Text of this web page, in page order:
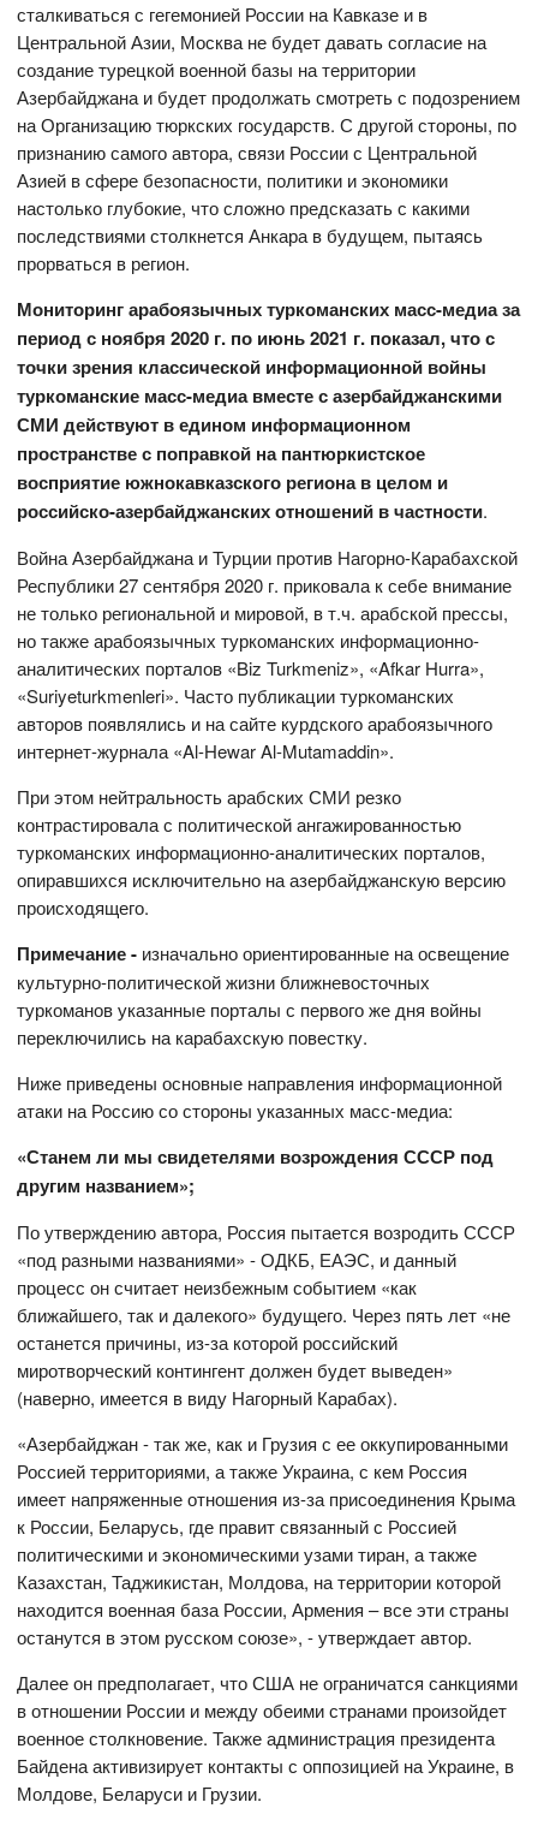
сталкиваться с гегемонией России на Кавказе и в
Центральной Азии, Москва не будет давать согласие на
создание турецкой военной базы на территории
Азербайджана и будет продолжать смотреть с подозрением
на Организацию тюркских государств. С другой стороны, по
признанию самого автора, связи России с Центральной
Азией в сфере безопасности, политики и экономики
настолько глубокие, что сложно предсказать с какими
последствиями столкнется Анкара в будущем, пытаясь
прорваться в регион.
Мониторинг арабоязычных туркоманских масс-медиа за
период с ноября 2020 г. по июнь 2021 г. показал, что с
точки зрения классической информационной войны
туркоманские масс-медиа вместе с азербайджанскими
СМИ действуют в едином информационном
пространстве с поправкой на пантюркистское
восприятие южнокавказского региона в целом и
российско-азербайджанских отношений в частности.
Война Азербайджана и Турции против Нагорно-Карабахской
Республики 27 сентября 2020 г. приковала к себе внимание
не только региональной и мировой, в т.ч. арабской прессы,
но также арабоязычных туркоманских информационно-
аналитических порталов «Biz Turkmeniz», «Afkar Hurra»,
«Suriyeturkmenleri». Часто публикации туркоманских
авторов появлялись и на сайте курдского арабоязычного
интернет-журнала «Al-Hewar Al-Mutamaddin».
При этом нейтральность арабских СМИ резко
контрастировала с политической ангажированностью
туркоманских информационно-аналитических порталов,
опиравшихся исключительно на азербайджанскую версию
происходящего.
Примечание - изначально ориентированные на освещение
культурно-политической жизни ближневосточных
туркоманов указанные порталы с первого же дня войны
переключились на карабахскую повестку.
Ниже приведены основные направления информационной
атаки на Россию со стороны указанных масс-медиа:
«Станем ли мы свидетелями возрождения СССР под
другим названием»;
По утверждению автора, Россия пытается возродить СССР
«под разными названиями» - ОДКБ, ЕАЭС, и данный
процесс он считает неизбежным событием «как
ближайшего, так и далекого» будущего. Через пять лет «не
останется причины, из-за которой российский
миротворческий контингент должен будет выведен»
(наверно, имеется в виду Нагорный Карабах).
«Азербайджан - так же, как и Грузия с ее оккупированными
Россией территориями, а также Украина, с кем Россия
имеет напряженные отношения из-за присоединения Крыма
к России, Беларусь, где правит связанный с Россией
политическими и экономическими узами тиран, а также
Казахстан, Таджикистан, Молдова, на территории которой
находится военная база России, Армения – все эти страны
останутся в этом русском союзе», - утверждает автор.
Далее он предполагает, что США не ограничатся санкциями
в отношении России и между обеими странами произойдет
военное столкновение. Также администрация президента
Байдена активизирует контакты с оппозицией на Украине, в
Молдове, Беларуси и Грузии.